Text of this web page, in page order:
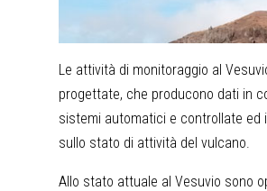
Le attività di monitoraggio al
progettate, che producono dati in
sistemi automatici e controllate ed
sullo stato di attività del vulcano.
Allo stato attuale al Vesuvio sono